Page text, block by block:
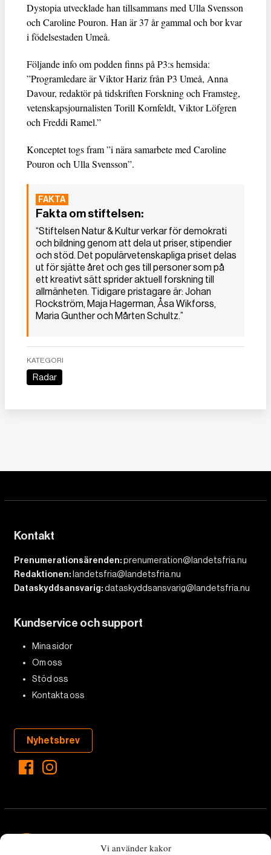
Vi använder kakor
Dystopia utvecklade han tillsammans med Ulla Svensson
och Caroline Pouron. Han är 37 år gammal och bor kvar
i födelsestaden Umeå.
Följande info om podden finns på P3:s hemsida:
”Programledare är Viktor Hariz från P3 Umeå, Anna
Davour, redaktör på tidskriften Forskning och Framsteg,
vetenskapsjournalisten Torill Kornfeldt, Viktor Löfgren
och Freddi Ramel.”
Konceptet togs fram ”i nära samarbete med Caroline
Pouron och Ulla Svensson”.
Fakta om stiftelsen:
“Stiftelsen Natur & Kultur verkar för demokrati
och bildning genom att dela ut priser, stipendier
och stöd. Det populärvetenskapliga priset delas
ut för sjätte året och ges till personer som på
ett kreativt sätt sprider aktuell forskning till
allmänheten. Tidigare pristagare är: Johan
Rockström, Maja Hagerman, Åsa Wikforss,
Maria Gunther och Mårten Schultz.”
KATEGORI
Radar
Kontakt
Prenumerationsärenden:prenumeration@landetsfria.nu
Redaktionen: landetsfria@landetsfria.nu
Dataskyddsansvarig:dataskyddsansvarig@landetsfria.nu
Kundservice och support
Mina sidor
Om oss
Stöd oss
Kontakta oss
Nyhetsbrev